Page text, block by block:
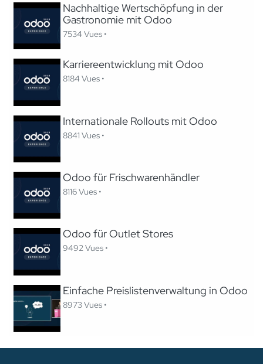
Nachhaltige Wertschöpfung in der
Gastronomie mit Odoo
7534 Vues •
Karriereentwicklung mit Odoo
8184 Vues •
Internationale Rollouts mit Odoo
8841 Vues •
Odoo für Frischwarenhändler
8116 Vues •
Odoo für Outlet Stores
9492 Vues •
Einfache Preislistenverwaltung in Odoo
8973 Vues •